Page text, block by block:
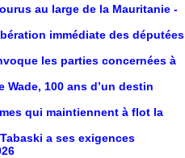
au large de la Mauritanie -
immédiate des députées
les parties concernées à
Wade, 100 ans d’un destin
qui maintiennent à flot la
a ses exigences